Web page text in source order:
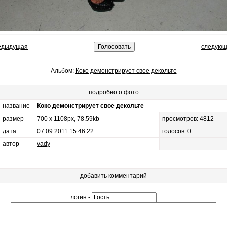
Альбом: Коко демонстрирует свое декольте
подробно о фото
название
Коко демонстрирует свое декольте
размер
700 x 1108px, 78.59kb
просмотров: 4812
дата
07.09.2011 15:46:22
голосов: 0
автор
vady
добавить комментарий
логин -